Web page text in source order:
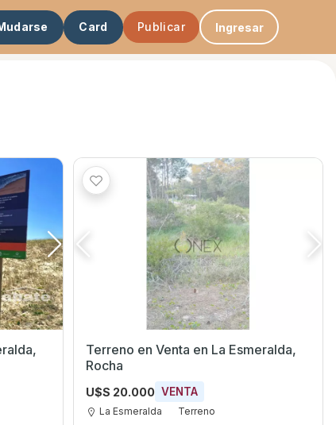
Card Publicar Ingresar
Terreno en Venta en La Esmeralda,
Rocha
U$S 20.000 VENTA
La Esmeralda Terreno